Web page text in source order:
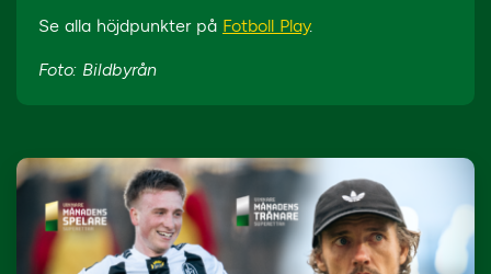
Se alla höjdpunkter på Fotboll Play.
Foto: Bildbyrån